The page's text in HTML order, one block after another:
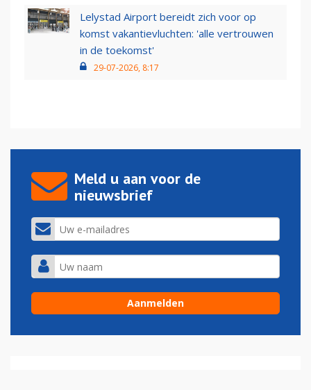
Lelystad Airport bereidt zich voor op
komst vakantievluchten: 'alle vertrouwen
in de toekomst'
29-07-2026, 8:17
Meld u aan voor de
nieuwsbrief